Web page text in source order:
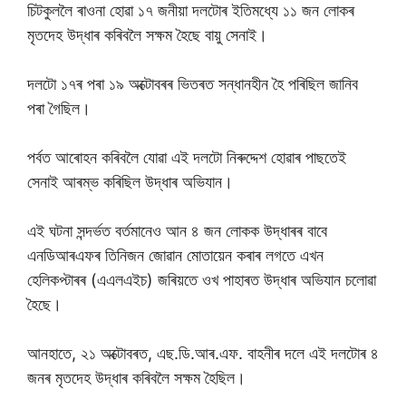
চিটকুললৈ ৰাওনা হোৱা ১৭ জনীয়া দলটোৰ ইতিমধ্যে ১১ জন লোকৰ
মৃতদেহ উদ্ধাৰ কৰিবলৈ সক্ষম হৈছে বায়ু সেনাই।
দলটো ১৭ৰ পৰা ১৯ অক্টোবৰৰ ভিতৰত সন্ধানহীন হৈ পৰিছিল জানিব
পৰা গৈছিল।
পৰ্বত আৰোহন কৰিবলৈ যোৱা এই দলটো নিৰুদ্দেশ হোৱাৰ পাছতেই
সেনাই আৰম্ভ কৰিছিল উদ্ধাৰ অভিযান।
এই ঘটনা সন্দৰ্ভত বৰ্তমানেও আন ৪ জন লোকক উদ্ধাৰৰ বাবে
এনডিআৰএফৰ তিনিজন জোৱান মোতায়েন কৰাৰ লগতে এখন
হেলিকপ্টাৰৰ (এএলএইচ) জৰিয়তে ওখ পাহাৰত উদ্ধাৰ অভিযান চলোৱা
হৈছে।
আনহাতে, ২১ অক্টোবৰত, এছ.ডি.আৰ.এফ. বাহনীৰ দলে এই দলটোৰ ৪
জনৰ মৃতদেহ উদ্ধাৰ কৰিবলৈ সক্ষম হৈছিল।